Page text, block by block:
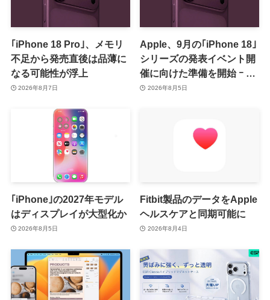
｢iPhone 18 Pro｣、メモリ
不足から発売直後は品薄に
なる可能性が浮上
2026年8月7日
Apple、9月の｢iPhone 18｣
シリーズの発表イベント開
催に向けた準備を開始 ｰ 9
月8日か9月9日に開催見込
2026年8月5日
｢iPhone｣の2027年モデル
はディスプレイが大型化か
2026年8月5日
Fitbit製品のデータをApple
ヘルスケアと同期可能に
2026年8月4日